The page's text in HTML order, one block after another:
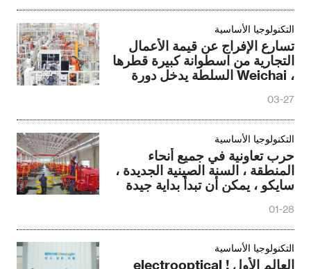
التكنولوجيا الأساسية
تسارع الإفراج عن قيمة الأعمال
التجارية من اسطوانة كبيرة قطرها
، Weichai السلطة يدخل دورة
03-27
التكنولوجيا الأساسية
حرب تعاونية في جميع أنحاء
المنطقة ، السنة الصينية الجديدة ،
سايكو ، يمكن أن تبدأ بداية جيدة
01-28
التكنولوجيا الأساسية
العالم الأول ! electrooptical